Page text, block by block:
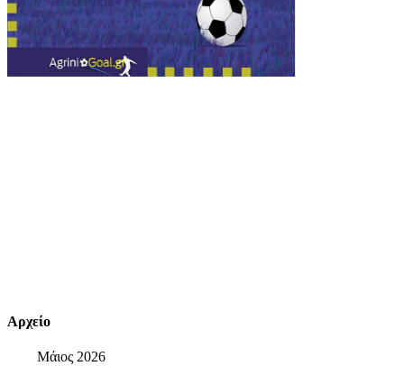
Αρχείο
Μάιος 2026